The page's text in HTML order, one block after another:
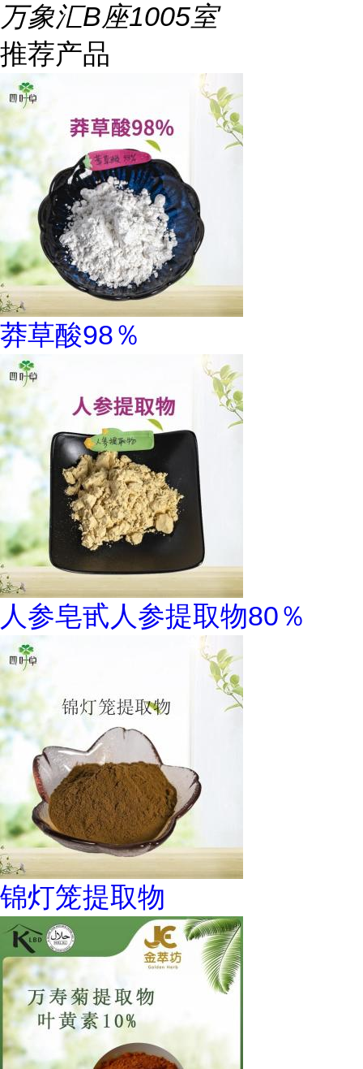
万象汇B座1005室
推荐产品
莽草酸98％
人参皂甙人参提取物80％
锦灯笼提取物